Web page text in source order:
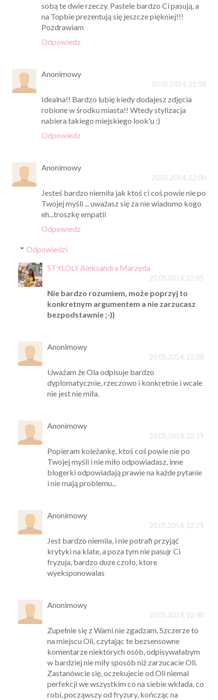
sobą te dwie rzeczy. Pastele bardzo Ci pasują, a
na Topbie prezentują się jeszcze piękniej!!!
Pozdrawiam
Odpowiedz
Anonimowy
20.05.2014, 21:58
Idealna!! Bardzo lubię kiedy dodajesz zdjęcia
robione w środku miasta!! Wtedy stylizacja
nabiera takiego miejskiego look'u :)
Odpowiedz
Anonimowy
20.05.2014, 22:00
Jesteś bardzo niemiła jak ktoś ci coś powie nie po
Twojej myśli ... uważasz się za nie wiadomo kogo
eh...troszkę empatii
Odpowiedz
Odpowiedzi
STYLOLY Aleksandra Marzęda
20.05.2014, 22:05
Nie bardzo rozumiem, może poprzyj to
konkretnym argumentem a nie zarzucasz
bezpodstawnie ;-))
Anonimowy
20.05.2014, 22:08
Uważam że Ola odpisuje bardzo
dyplomatycznie, rzeczowo i konkretnie i wcale
nie jest nie miła.
Anonimowy
20.05.2014, 22:19
Popieram koleżankę, ktoś coś powie nie po
Twojej myśli i nie miło odpowiadasz, inne
blogerki odpowiadają prawie na każde pytanie
i nie mają problemu...
Anonimowy
20.05.2014, 22:29
Jest bardzo niemila, i nie potrafi przyjąć
krytyki na klate, a poza tym nie pasujr Ci
fryzuja, bardzo duze czoło, ktore
wyeksponowalas
Anonimowy
20.05.2014, 22:40
Zupełnie się z Wami nie zgadzam. Szczerze to
na miejscu Oli, czytając te bezsensowne
komentarze niektórych osób, odpisywałabym
w bardziej nie miły sposób niż zarzucacie Oli.
Zastanówcie się, oczekujecie od Oli niemal
perfekcji we wszystkim co na siebie wkłada, co
robi, począwszy od fryzury, kończąc na